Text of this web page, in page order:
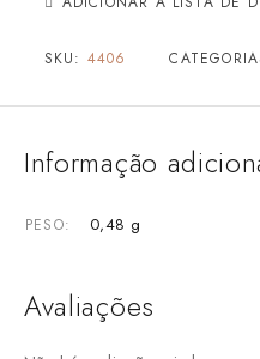
SKU: 4406
Informação
PESO 0,48 g
Avaliações